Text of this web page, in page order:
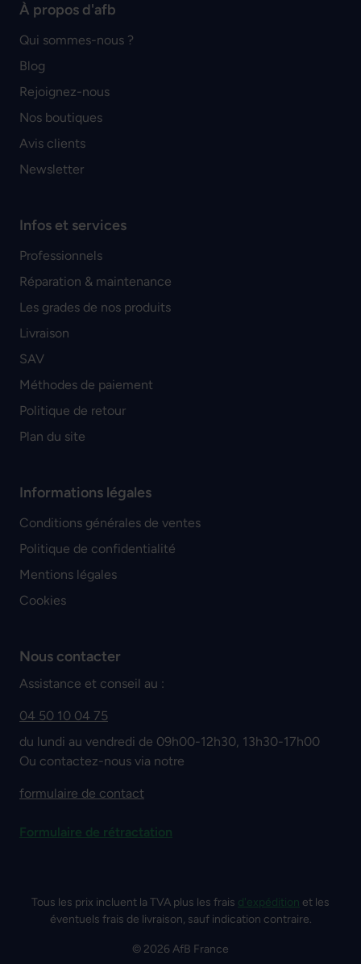
À propos d'afb
Qui sommes-nous ?
Blog
Rejoignez-nous
Nos boutiques
Avis clients
Newsletter
Infos et services
Professionnels
Réparation & maintenance
Les grades de nos produits
Livraison
SAV
Méthodes de paiement
Politique de retour
Plan du site
Informations légales
Conditions générales de ventes
Politique de confidentialité
Mentions légales
Cookies
Nous contacter
Assistance et conseil au :
04 50 10 04 75
du lundi au vendredi de 09h00-12h30, 13h30-17h00
Ou contactez-nous via notre
formulaire de contact
Formulaire de rétractation
Tous les prix incluent la TVA plus les frais d'expédition et les
éventuels frais de livraison, sauf indication contraire.
© 2026 AfB France